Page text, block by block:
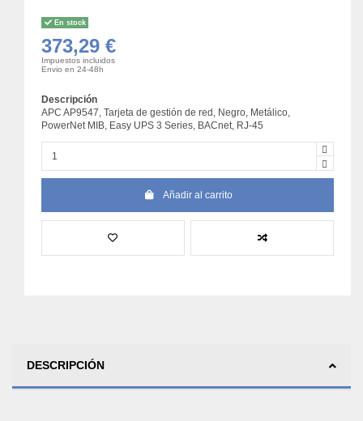
En stock
373,29 €
Impuestos incluidos
Envio en 24-48h
Descripción
APC AP9547, Tarjeta de gestión de red, Negro, Metálico,
PowerNet MIB, Easy UPS 3 Series, BACnet, RJ-45
Añadir al carrito
DESCRIPCIÓN